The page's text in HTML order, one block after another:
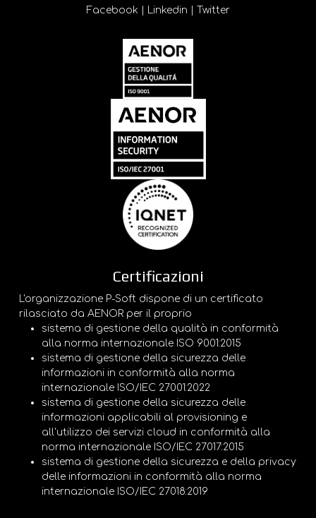
Facebook Linkedin Twitter
Certificazioni
L'organizzazione P-Soft dispone di un certificato
rilasciato da AENOR per il proprio
sistema di gestione della qualità in conformità
alla norma internazionale ISO 9001:2015
sistema di gestione della sicurezza delle
informazioni in conformità alla norma
internazionale ISO/IEC 27001:2022
sistema di gestione della sicurezza delle
informazioni applicabili al provisioning e
all'utilizzo dei servizi cloud in conformità alla
norma internazionale ISO/IEC 27017:2015
sistema di gestione della sicurezza e della privacy
delle informazioni in conformità alla norma
internazionale ISO/IEC 27018:2019